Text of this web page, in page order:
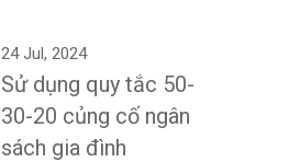
24 Jul, 2024
Sử dụng quy tắc 50-
30-20 củng cố ngân
sách gia đình